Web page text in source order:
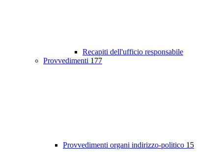
Recapiti dell'ufficio responsabile
Provvedimenti 177
Provvedimenti organi indirizzo-politico 15